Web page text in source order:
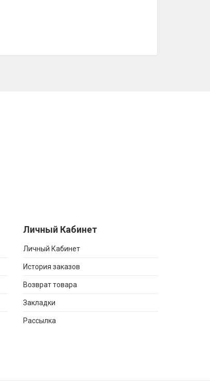
Личный Кабинет
Личный Кабинет
История заказов
Возврат товара
Закладки
Рассылка